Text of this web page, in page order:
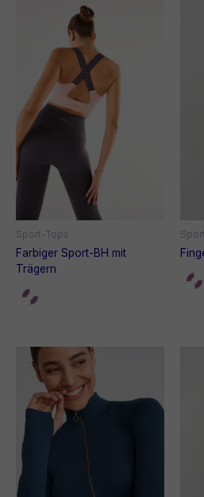
Sport-Tops
Farbiger Sport-BH mit
Trägern